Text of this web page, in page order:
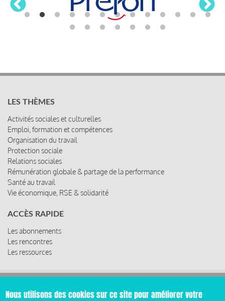
LES THÈMES
Activités sociales et culturelles
Emploi, formation et compétences
Organisation du travail
Protection sociale
Relations sociales
Rémunération globale & partage de la performance
Santé au travail
Vie économique, RSE & solidarité
ACCÈS RAPIDE
Les abonnements
Les rencontres
Les ressources
© 2019 Miroir Social - Réalisé parCafffeine
Nous utilisons des cookies sur ce site pour améliorer votre